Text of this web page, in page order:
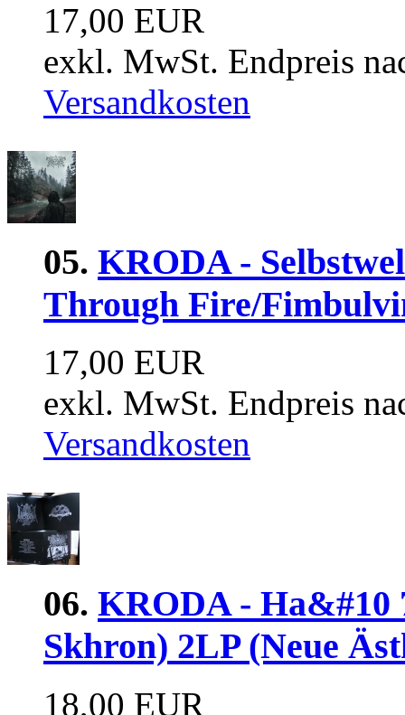
17,00 EUR
exkl. MwSt. Endpreis
Versandkosten
05. KRODA -
Through Fire/
17,00 EUR
exkl. MwSt. Endpreis
Versandkosten
06. KRODA - На&#10
Skhron) 2LP (Neue
18,00 EUR